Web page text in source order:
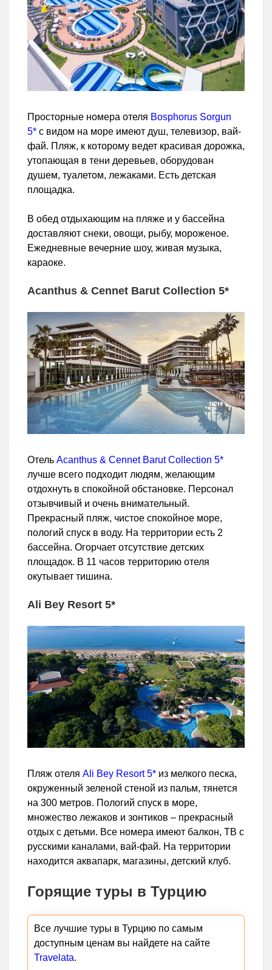
Просторные номера отеля Bosphorus Sorgun
5* с видом на море имеют душ, телевизор, вай-
фай. Пляж, к которому ведет красивая дорожка,
утопающая в тени деревьев, оборудован
душем, туалетом, лежаками. Есть детская
площадка.
В обед отдыхающим на пляже и у бассейна
доставляют снеки, овощи, рыбу, мороженое.
Ежедневные вечерние шоу, живая музыка,
караоке.
Acanthus & Cennet Barut Collection 5*
Отель Acanthus & Cennet Barut Collection 5*
лучше всего подходит людям, желающим
отдохнуть в спокойной обстановке. Персонал
отзывчивый и очень внимательный.
Прекрасный пляж, чистое спокойное море,
пологий спуск в воду. На территории есть 2
бассейна. Огорчает отсутствие детских
площадок. В 11 часов территорию отеля
окутывает тишина.
Ali Bey Resort 5*
Пляж отеля Ali Bey Resort 5* из мелкого песка,
окруженный зеленой стеной из пальм, тянется
на 300 метров. Пологий спуск в море,
множество лежаков и зонтиков – прекрасный
отдых с детьми. Все номера имеют балкон, ТВ с
русскими каналами, вай-фай. На территории
находится аквапарк, магазины, детский клуб.
Горящие туры в Турцию
Все лучшие туры в Турцию по самым
доступным ценам вы найдете на сайте
Travelata.